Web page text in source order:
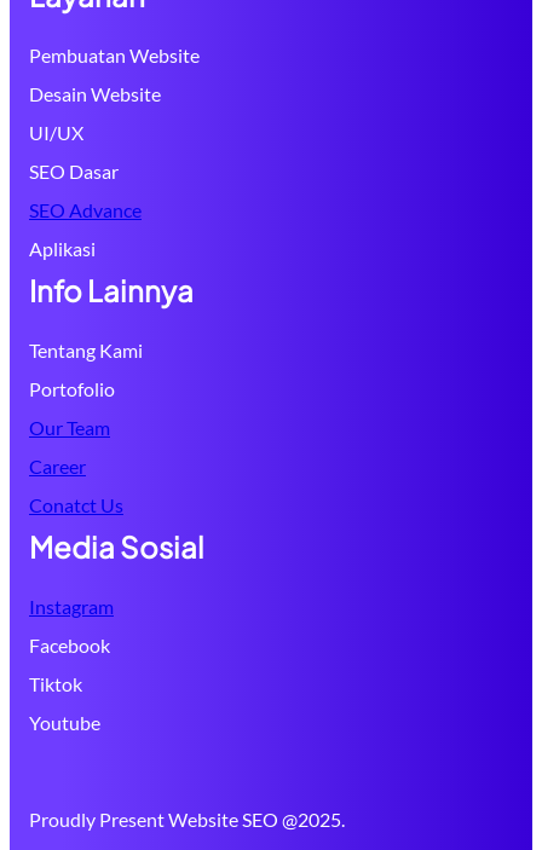
Pembuatan Website
Desain Website
UI/UX
SEO Dasar
SEO Advance
Aplikasi
Info Lainnya
Tentang Kami
Portofolio
Our Team
Career
Conatct Us
Media Sosial
Instagram
Facebook
Tiktok
Youtube
Proudly Present Website SEO @2025.